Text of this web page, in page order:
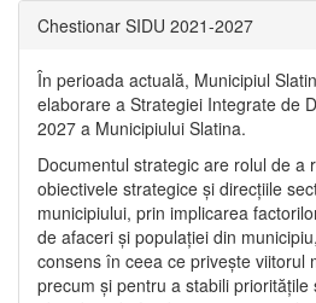
Chestionar SIDU 2021-2027
În perioada actuală, Municipiul
elaborare a Strategiei Integrate de
2027 a Municipiului Slatina.
Documentul strategic are rolul de a
obiectivele strategice și direcțiile
municipiului, prin implicarea
de afaceri și populației din
consens în ceea ce privește viitorul
precum și pentru a stabili prioritățile